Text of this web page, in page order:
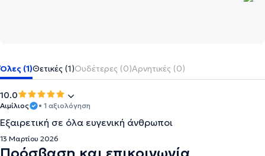
Όλες (1)Θετικές (1)Ουδέτερες (0)Αρνητικές (0)
10.0
Αιμίλιος • 1 αξιολόγηση
Εξαιρετική σε όλα ευγενική άνθρωποι
13 Μαρτίου 2026